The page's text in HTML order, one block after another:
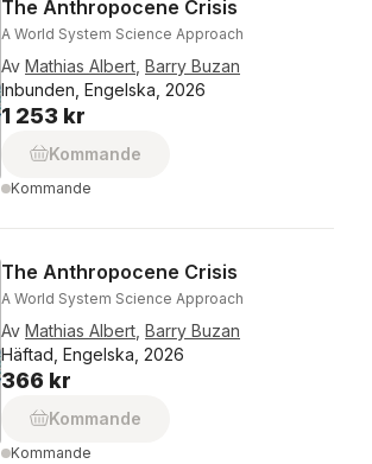
The Anthropocene Crisis
A World System Science Approach
Av Mathias Albert Barry Buzan
Inbunden, Engelska, 2026
1 253 kr
Kommande
Kommande
The Anthropocene Crisis
A World System Science Approach
Av Mathias Albert Barry Buzan
Häftad, Engelska, 2026
366 kr
Kommande
Kommande